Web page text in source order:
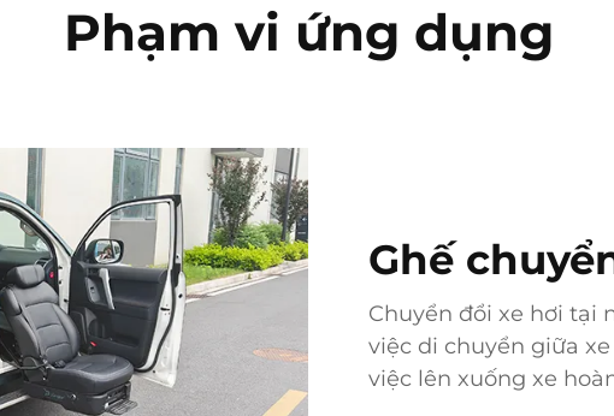
Phạm vi ứng dụng
Ghế
Chuyển đổi xe hơi tại
việc di chuyển giữa
việc lên xuống xe